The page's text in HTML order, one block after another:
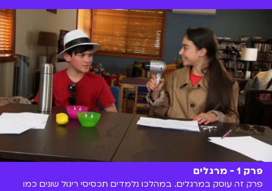
פרק 1 - מרגלים
פרק זה עוסק במרגלים. במהלכו נלמדים תכסיסי ריגול שונים כמו